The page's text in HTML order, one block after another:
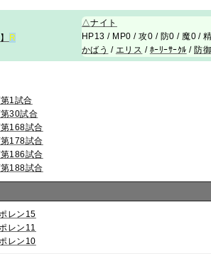
R
△ナイト
HP13 / MP0 / 攻0 / 防0 / 魔0 /
かばう / エリス / ﾎｰﾘｰｻｰｸﾙ /防御
1試合
30試合
168試合
178試合
186試合
188試合
レン15
レン11
レン10